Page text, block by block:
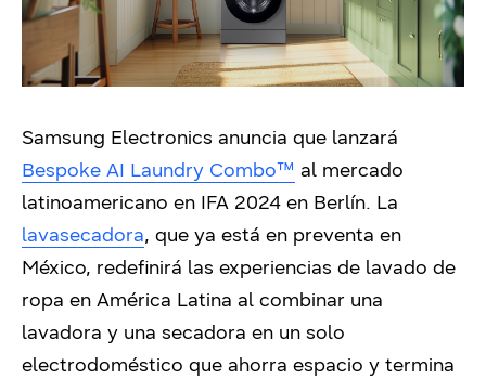
Samsung Electronics anuncia que lanzará
Bespoke AI Laundry Combo™ al mercado
latinoamericano en IFA 2024 en Berlín. La
lavasecadora, que ya está en preventa en
México, redefinirá las experiencias de lavado de
ropa en América Latina al combinar una
lavadora y una secadora en un solo
electrodoméstico que ahorra espacio y termina